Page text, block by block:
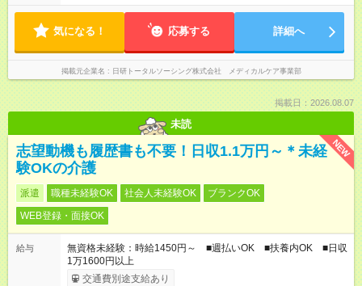
気になる！ 応募する 詳細へ
掲載元企業名 日研トータルソーシング株式会社 メディカルケア事業部
掲載日：2026.08.07
未読
NEW
志望動機も履歴書も不要！日収1.1万円～＊未経
験OKの介護
派遣 職種未経験OK 社会人未経験OK
ブランクOK
WEB登録・面接OK
給与
無資格未経験：時給1450円～ ■週払いOK ■扶養内OK ■日収
1万1600円以上
交通費別途支給あり